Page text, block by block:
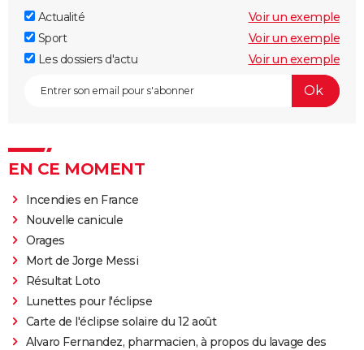
Actualité
Voir un exemple
Sport
Voir un exemple
Les dossiers d'actu
Voir un exemple
EN CE MOMENT
Incendies en France
Nouvelle canicule
Orages
Mort de Jorge Messi
Résultat Loto
Lunettes pour l'éclipse
Carte de l'éclipse solaire du 12 août
Alvaro Fernandez, pharmacien, à propos du lavage des